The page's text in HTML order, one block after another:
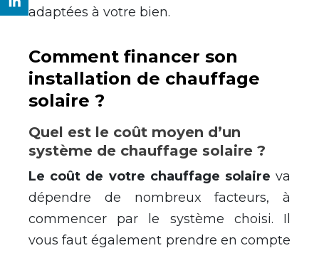
adaptées à votre bien.
Comment financer son
installation de chauffage
solaire ?
Quel est le coût moyen d’un
système de chauffage solaire ?
Le coût de votre chauffage solaire va
dépendre de nombreux facteurs, à
commencer par le système choisi. Il
vous faut également prendre en compte